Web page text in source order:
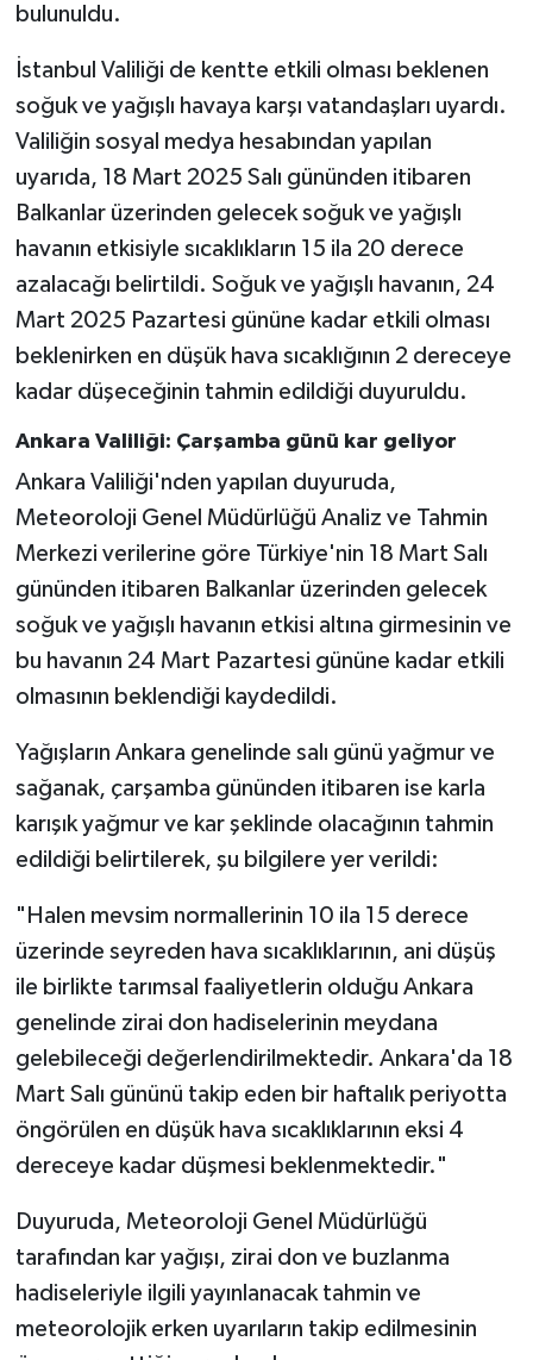
bulunuldu.
İstanbul Valiliği de kentte etkili olması beklenen
soğuk ve yağışlı havaya karşı vatandaşları uyardı.
Valiliğin sosyal medya hesabından yapılan
uyarıda, 18 Mart 2025 Salı gününden itibaren
Balkanlar üzerinden gelecek soğuk ve yağışlı
havanın etkisiyle sıcaklıkların 15 ila 20 derece
azalacağı belirtildi. Soğuk ve yağışlı havanın, 24
Mart 2025 Pazartesi gününe kadar etkili olması
beklenirken en düşük hava sıcaklığının 2 dereceye
kadar düşeceğinin tahmin edildiği duyuruldu.
Ankara Valiliği: Çarşamba günü kar geliyor
Ankara Valiliği'nden yapılan duyuruda,
Meteoroloji Genel Müdürlüğü Analiz ve Tahmin
Merkezi verilerine göre Türkiye'nin 18 Mart Salı
gününden itibaren Balkanlar üzerinden gelecek
soğuk ve yağışlı havanın etkisi altına girmesinin ve
bu havanın 24 Mart Pazartesi gününe kadar etkili
olmasının beklendiği kaydedildi.
Yağışların Ankara genelinde salı günü yağmur ve
sağanak, çarşamba gününden itibaren ise karla
karışık yağmur ve kar şeklinde olacağının tahmin
edildiği belirtilerek, şu bilgilere yer verildi:
"Halen mevsim normallerinin 10 ila 15 derece
üzerinde seyreden hava sıcaklıklarının, ani düşüş
ile birlikte tarımsal faaliyetlerin olduğu Ankara
genelinde zirai don hadiselerinin meydana
gelebileceği değerlendirilmektedir. Ankara'da 18
Mart Salı gününü takip eden bir haftalık periyotta
öngörülen en düşük hava sıcaklıklarının eksi 4
dereceye kadar düşmesi beklenmektedir."
Duyuruda, Meteoroloji Genel Müdürlüğü
tarafından kar yağışı, zirai don ve buzlanma
hadiseleriyle ilgili yayınlanacak tahmin ve
meteorolojik erken uyarıların takip edilmesinin